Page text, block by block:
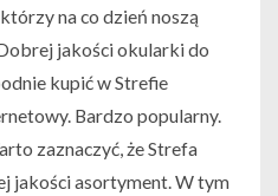
na co dzień noszą
jakości okularki do
kupić w Strefie
Bardzo popularny.
zaznaczyć, że Strefa
jakości asortyment. W tym